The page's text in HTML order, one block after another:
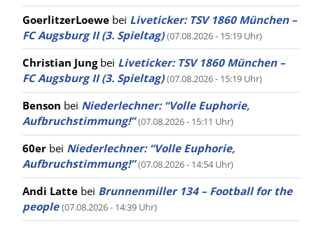
GoerlitzerLoewe bei Liveticker: TSV 1860 München –
FC Augsburg II (3. Spieltag) (07.08.2026 - 15:19 Uhr)
Christian Jungbei Liveticker: TSV 1860 München –
FC Augsburg II (3. Spieltag) (07.08.2026 - 15:19 Uhr)
Benson bei Niederlechner: “Volle Euphorie,
Aufbruchstimmung!” (07.08.2026 - 15:11 Uhr)
60er bei Niederlechner: “Volle Euphorie,
Aufbruchstimmung!” (07.08.2026 - 14:54 Uhr)
Andi Latte bei Brunnenmiller 134 – Football for the
people (07.08.2026 - 14:39 Uhr)